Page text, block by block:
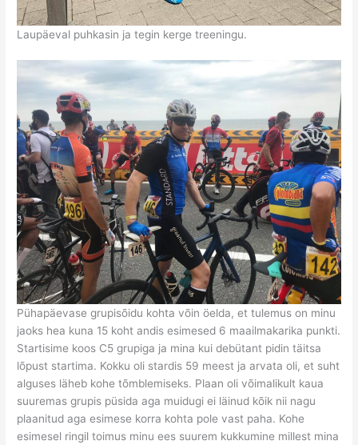
Laupäeval puhkasin ja tegin kerge treeningu.
Pühapäevase grupisõidu kohta võin öelda, et tulemus on minu
jaoks hea kuna 15 koht andis esimesed 6 maailmakarika punkti.
Startisime koos C5 grupiga ja mina kui debütant pidin täitsa
lõpust startima. Kokku oli stardis 59 meest ja arvata oli, et suht
alguses läheb kohe tõmblemiseks. Plaan oli võimalikult kaua
suuremas grupis püsida aga muidugi ei läinud kõik nii nagu
plaanitud aga esimese korra kohta pole vast paha. Kohe
esimesel ringil toimus minu ees suurem kukkumine millest mina